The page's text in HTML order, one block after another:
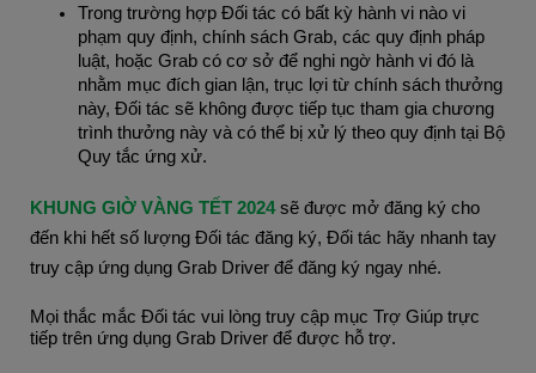
Trong trường hợp Đối tác có bất kỳ hành vi nào vi
phạm quy định, chính sách Grab, các quy định pháp
luật, hoặc Grab có cơ sở để nghi ngờ hành vi đó là
nhằm mục đích gian lận, trục lợi từ chính sách thưởng
này, Đối tác sẽ không được tiếp tục tham gia chương
trình thưởng này và có thể bị xử lý theo quy định tại Bộ
Quy tắc ứng xử.
KHUNG GIỜ VÀNG TẾT 2024 sẽ được mở đăng ký cho
đến khi hết số lượng Đối tác đăng ký, Đối tác hãy nhanh tay
truy cập ứng dụng Grab Driver để đăng ký ngay nhé.
Mọi thắc mắc Đối tác vui lòng truy cập mục Trợ Giúp trực
tiếp trên ứng dụng Grab Driver để được hỗ trợ.